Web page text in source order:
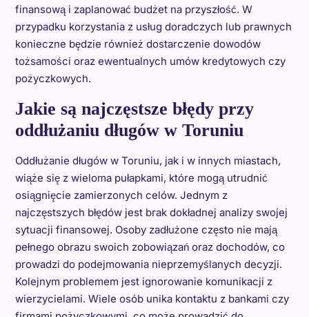
finansową i zaplanować budżet na przyszłość. W
przypadku korzystania z usług doradczych lub prawnych
konieczne będzie również dostarczenie dowodów
tożsamości oraz ewentualnych umów kredytowych czy
pożyczkowych.
Jakie są najczęstsze błędy przy
oddłużaniu długów w Toruniu
Oddłużanie długów w Toruniu, jak i w innych miastach,
wiąże się z wieloma pułapkami, które mogą utrudnić
osiągnięcie zamierzonych celów. Jednym z
najczęstszych błędów jest brak dokładnej analizy swojej
sytuacji finansowej. Osoby zadłużone często nie mają
pełnego obrazu swoich zobowiązań oraz dochodów, co
prowadzi do podejmowania nieprzemyślanych decyzji.
Kolejnym problemem jest ignorowanie komunikacji z
wierzycielami. Wiele osób unika kontaktu z bankami czy